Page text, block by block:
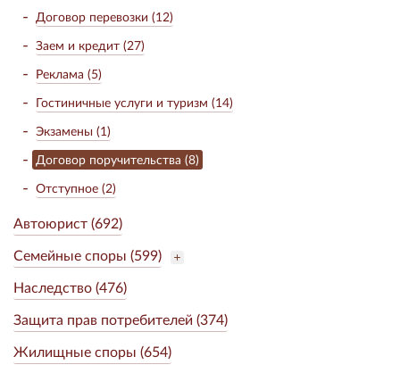
Договор перевозки (12)
Заем и кредит (27)
Реклама (5)
Гостиничные услуги и туризм (14)
Экзамены (1)
Договор поручительства (8)
Отступное (2)
Автоюрист (692)
Семейные споры (599)
Наследство (476)
Защита прав потребителей (374)
Жилищные споры (654)